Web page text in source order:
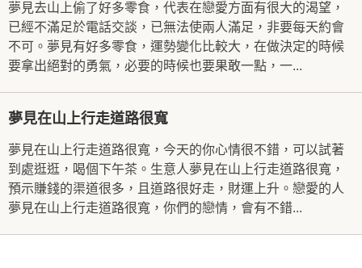
夢見去山上偷了好多零食，代表在戀愛方面有很大的渴望，
已經不滿足於電話交談，已無法使兩人滿足，非要每天約會
不可。夢見有好多零食，運勢變化比較大，在做決定的時候
要拿出絕對的勇氣，必要的時候也要果敢一點，一...
夢見在山上行走道路很寬
夢見在山上行走道路很寬，今天的你心情很不錯，可以試著
到處逛逛，喝個下午茶。生意人夢見在山上行走道路很寬，
預示賺錢的渠道很多，且道路很好走，財運上升。戀愛的人
夢見在山上行走道路很寬，你們的戀情，會有不錯...